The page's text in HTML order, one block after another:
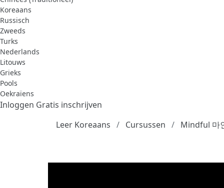
Koreaans
Russisch
Zweeds
Turks
Nederlands
Litouws
Grieks
Pools
Oekraïens
Inloggen Gratis inschrijven
Leer Koreaans
Cursussen Mindful 마